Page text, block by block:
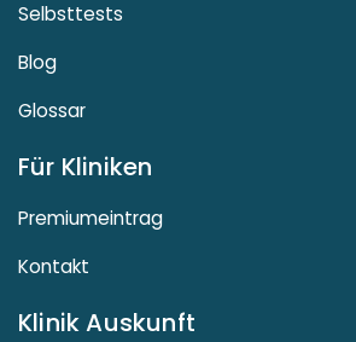
Selbsttests
Blog
Glossar
Für Kliniken
Premiumeintrag
Kontakt
Klinik Auskunft